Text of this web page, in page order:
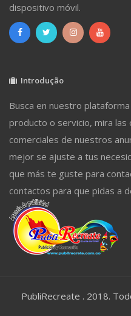
dispositivo móvil.
Introdução
Busca en nuestro
producto o servicio, mira
comerciales de nuestros
mejor se ajuste a tus
que más te guste para
contactos para que pidas a
PubliRecreate . 2018.